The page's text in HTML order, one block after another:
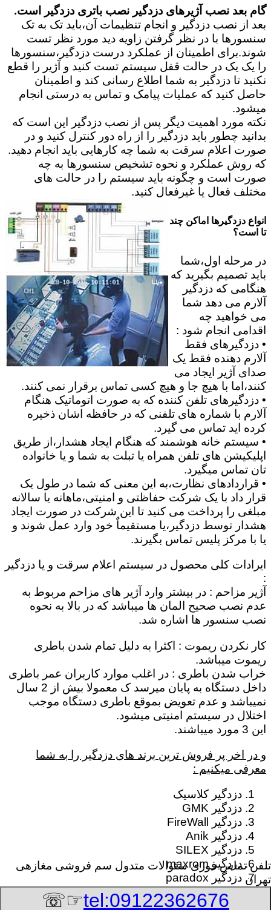
گام بعد نصب آژیرهای دزدگیر نصب باتری دزدگیر است.
بعد از نصب دزدگیر و انجام تنظیمات آن،باید تک به تک
سنسورها با در نظر گرفتن زاویه دید مورد نظر تست
شوند.برای اطمینان از عملکرد درست دزدگیر،سنسورها
را یک یک در حالت قفل سیستم تست کنید و آژیر را قطع
نکنید تا دزدگیر به شما اطلاع رسانی کند و اطمینان
حاصل کنید که عملیات پیامک و تماس به درستی انجام
میشود.
نکته مورد اهمیت دیگر پس از نصب دزدگیر این است که
بدانید چطور باید دزدگیر را از راه دور کنترل کنید و در
صورت اعلام سرقت به شما چه کارهایی باید انجام دهید.
که روش عملکرد و نحوه تشخیص سنسورها به چه
صورت است و چگونه باید سیستم را در حالت های
مختلف فعال یا غیرفعال کنید.
انواع دزدگیرها اماکن چند
تا است؟
در مرحله اول،شما
باید تصمیم بگیرید که
هنگامی که دزدگیر
آلارم می دهد شما
می خواهید چه
اقدامی انجام شود :
• دزدگیرهای فقط
آلارم دهنده فقط یک
صدای آژیر ایجاد می
کنند،اما با هیچ جا و هیچ کسی تماس برقرار نمی کنند.
• دزدگیرهای تلفن کننده که به صورت اتوماتیک هنگام
آلارم با شماره های تلفنی که در حافظه اشان ذخیره
کرده اید تماس می گیرد.
• سیستم خانه هوشمند که هنگام ایجاد هشدار،از طریق
اپلیکیشن های تلفن همراه یا تبلت به شما و یا خانواده
تان تماس میگیرد.
• قراردادهای نظارت،به این معنی که شما در طول یک
قرار داد با یک شرکت حفاظتی و امنیتی،ماهانه یا سالانه
مبلغی را پرداخت می کنید تا این شرکت در صورت ایجاد
هشدار توسط دزدگیر،یا مستقیماٌ خود وارد عمل شوند و
یا با مرکز پلیس تماس بگیرند.
ایرادات کلی محصول در سیستم اعلام سرقت و یا دزدگیر
:
آژیر مزاحم : در بیشتر وارد آژیر های مزاحم مربوط به
عدم نصب صحیح المان ها میباشد که در بالا به نحوه
نصب سنسور ها اشاره شد.
کار نکردن ریموت : اکثرا به دلیل تمام شدن باطری
ریموت میباشد.
خراب شدن باطری : در اغلب موارد کاربران عمر باطری
داخل دستگاه به پایان میرسد ک معمولا بیش از 2 سال
نمیباشد و عدم تعویض بموقع باطری دستگاه موجب
اختلال در سیستم امنیتی میشود.
این 3 مورد میباشند.
و در اخر پر فروش ترین برند های دزدگیر را به شما
معرفی میکنیم :
دزدگیر کلاسیک
دزدگیر GMK
دزدگیر FireWall
دزدگیر Anik
دزدگیر SILEX
دزدگیر maxrom
دزدگیر paradox
8/6/2026 5:12:28 PM
تلفن تماس فوریسئوالات متدول سم فروشی مغازهی
تهران
tel:09122362676
☞☏